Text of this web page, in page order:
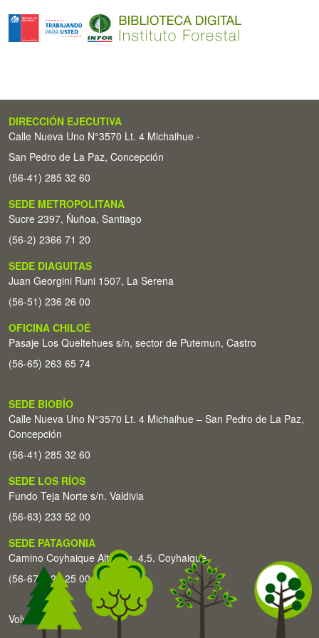
DIRECCIÓN EJECUTIVA
Calle Nueva Uno N°3570 Lt. 4 Michaihue -
San Pedro de La Paz, Concepción
(56-41) 285 32 60
SEDE METROPOLITANA
Sucre 2397, Ñuñoa, Santiago
(56-2) 2366 71 20
SEDE DIAGUITAS
Juan Georgini Runi 1507, La Serena
(56-51) 236 26 00
OFICINA CHILOÉ
Pasaje Los Queltehues s/n, sector de Putemun, Castro
(56-65) 263 65 74
SEDE BIOBÍO
Calle Nueva Uno N°3570 Lt. 4 Michaihue – San Pedro de La Paz,
Concepción
(56-41) 285 32 60
SEDE LOS RÍOS
Fundo Teja Norte s/n. Valdivia
(56-63) 233 52 00
SEDE PATAGONIA
Camino Coyhaique Alto Km. 4,5. Coyhaique
(56-67) 226 25 00
Volver arriba